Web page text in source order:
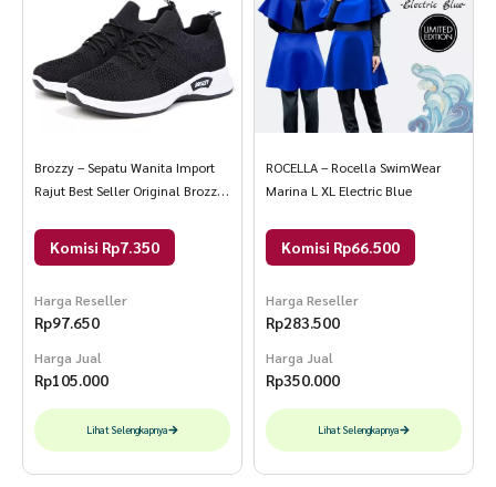
Brozzy – Sepatu Wanita Import
Rajut Best Seller Original Brozzy
Komisi Rp7.350
Harga Reseller
Rp97.650
Harga Jual
Rp105.000
Lihat Selengkapnya
ROCELLA – Rocella SwimWear
Marina L XL Electric Blue
Komisi Rp66.500
Harga Reseller
Rp283.500
Harga Jual
Rp350.000
Lihat Selengkapnya